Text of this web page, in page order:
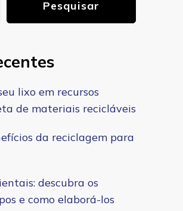
Pesquisar
lixo em recursos
de materiais recicláveis
da reciclagem para
descubra os
e como elaborá-los